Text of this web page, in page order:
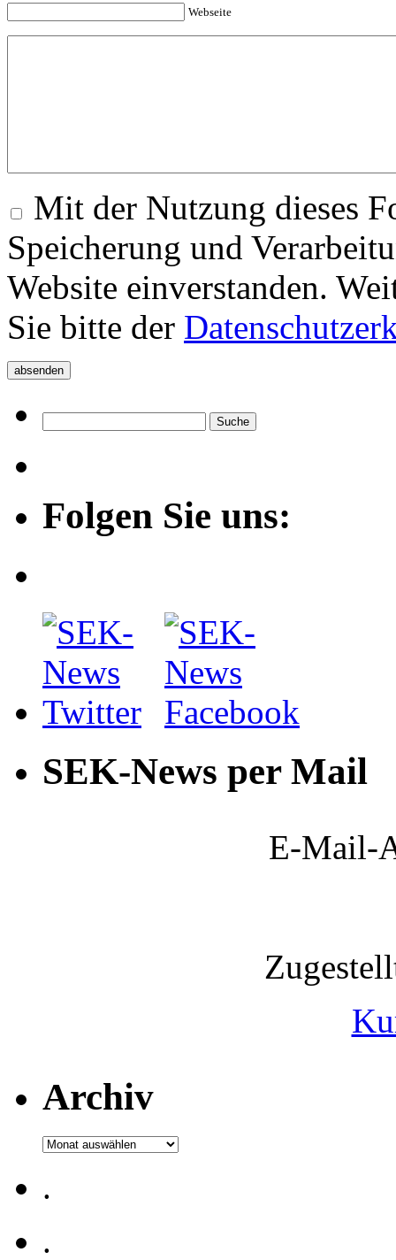
Webseite
Mit der Nutzung dieses
Speicherung und
Website einverstanden.
Sie bitte der
Folgen Sie uns:
SEK-News per Mail
E-Mail-
Archiv
Archiv
.
.